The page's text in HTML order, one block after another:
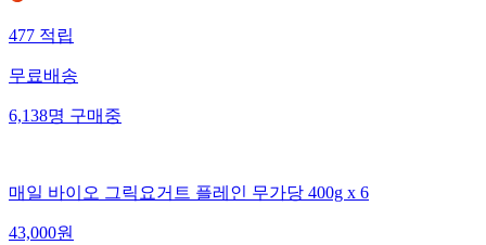
477적립
무료배송
6,138명구매중
매일 바이오 그릭요거트 플레인 무가당 400g x 6
43,000원